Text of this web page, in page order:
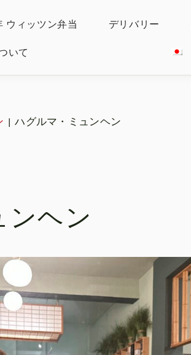
ウィッツン弁当 デリバリー
いて
|ハグルマ・ミュンヘン
ヘン